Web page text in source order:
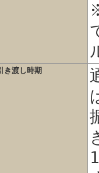
き渡し時期